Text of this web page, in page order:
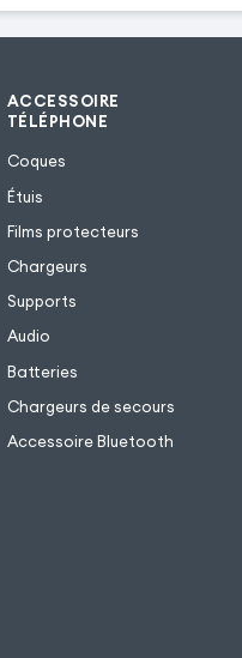
ACCESSOIRE
TÉLÉPHONE
Coques
Étuis
Films protecteurs
Chargeurs
Supports
Audio
Batteries
Chargeurs de secours
Accessoire Bluetooth